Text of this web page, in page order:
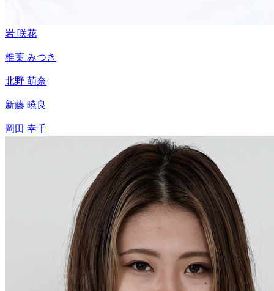
岩 咲花
椎葉 みつき
北野 萌奈
新藤 暁良
岡田 幸千